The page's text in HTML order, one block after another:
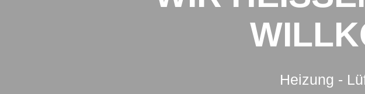
Heizung -